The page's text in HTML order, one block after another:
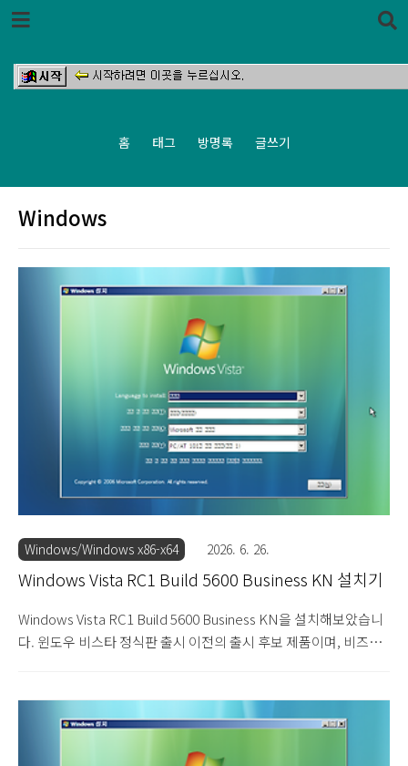
본문 바로가기
홈 태그 방명록 글쓰기
Windows
Windows/Windows x86-x64 2026. 6. 26.
Windows Vista RC1 Build 5600 Business KN 설치기
Windows Vista RC1 Build 5600 Business KN을 설치해보았습니
다. 윈도우 비스타 정식판 출시 이전의 출시 후보 제품이며, 비즈니
는 동일한 에디션입니다. 설치 DVD를 넣으면 부팅됩니다. 윈도우
비스타 RC1 빌드 5600의 설치를 시작힙니다. 한글이 깨져서 나옵
니다. 다음을 눌러 설치를 진행합니다. 제품 키를 입력하는 화면입